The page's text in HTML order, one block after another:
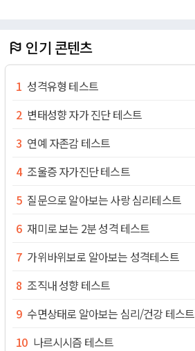
인기 콘텐츠
성격유형 테스트
변태성향 자가 진단 테스트
연예 자존감 테스트
조울증 자가진단 테스트
질문으로 알아보는 사랑 심리테스트
재미로 보는 2분 성격 테스트
가위바위보로 알아보는 성격테스트
조직내 성향 테스트
수면상태로 알아보는 심리/건강 테스트
나르시시즘 테스트